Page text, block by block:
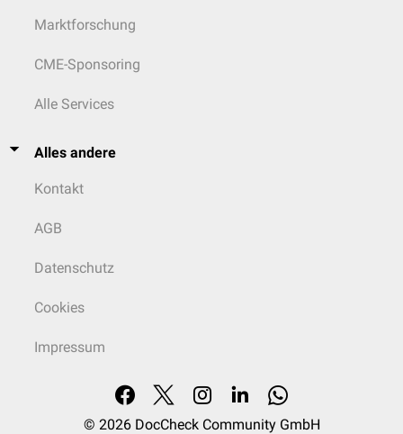
Marktforschung
CME-Sponsoring
Alle Services
Alles andere
Kontakt
AGB
Datenschutz
Cookies
Impressum
© 2026 DocCheck Community GmbH